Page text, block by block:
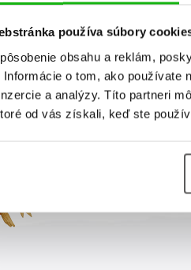
používa súbory
obsahu a reklám,
Informácie o tom, ako používate
a analýzy. Títo partneri
od vás získali, keď ste
Media
zo
sa